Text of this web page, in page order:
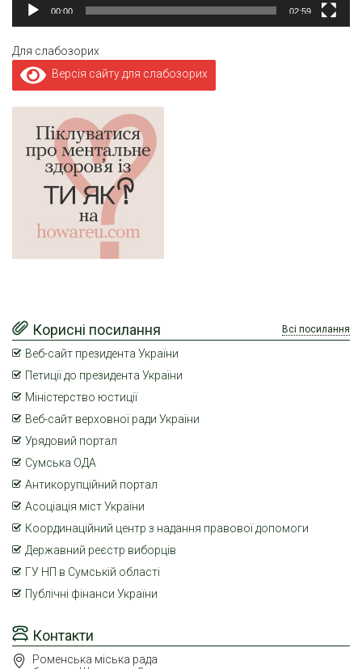
00:00 02:59
Для слабозорих
Версія сайту для слабозорих
Контакти
Роменська міська рада
Корисні посилання Всі посилання
Веб-сайт президента України
Петиції до президента України
Міністерство юстиції
Веб-сайт верховної ради України
Урядовий портал
Сумська ОДА
Антикорупційний портал
Асоціація міст України
Координаційний центр з надання правової допомоги
Державний реєстр виборців
ГУ НП в Сумській області
Публічні фінанси України